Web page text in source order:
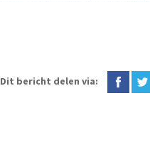
Dit bericht delen via: